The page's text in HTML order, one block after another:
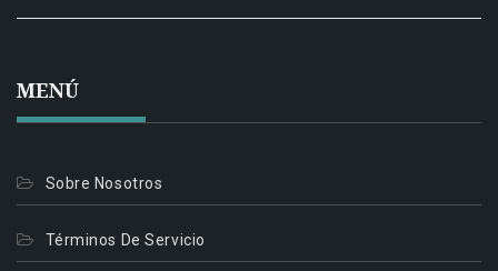
MENÚ
Sobre Nosotros
Términos De Servicio